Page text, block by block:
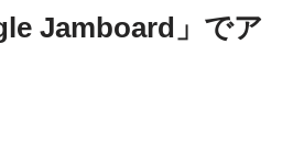
Jamboard」でア